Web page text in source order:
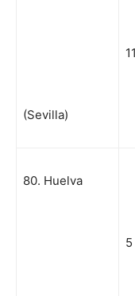
(Sevilla)
11
80. Huelva
5